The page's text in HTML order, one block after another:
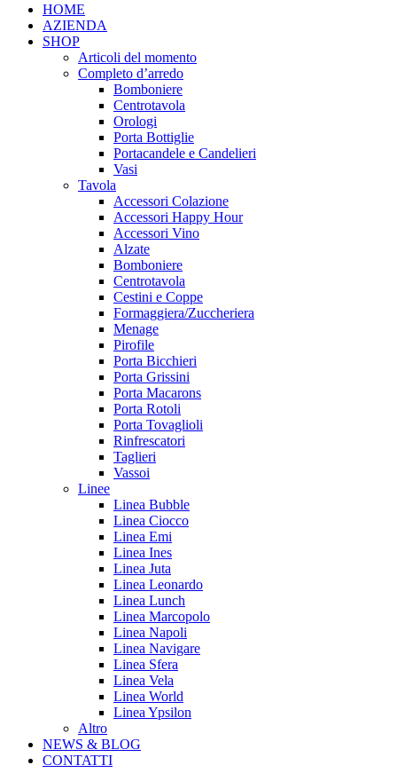
HOME
AZIENDA
SHOP
Articoli del momento
Completo d’arredo
Bomboniere
Centrotavola
Orologi
Porta Bottiglie
Portacandele e Candelieri
Vasi
Tavola
Accessori Colazione
Accessori Happy Hour
Accessori Vino
Alzate
Bomboniere
Centrotavola
Cestini e Coppe
Formaggiera/Zuccheriera
Menage
Pirofile
Porta Bicchieri
Porta Grissini
Porta Macarons
Porta Rotoli
Porta Tovaglioli
Rinfrescatori
Taglieri
Vassoi
Linee
Linea Bubble
Linea Ciocco
Linea Emi
Linea Ines
Linea Juta
Linea Leonardo
Linea Lunch
Linea Marcopolo
Linea Napoli
Linea Navigare
Linea Sfera
Linea Vela
Linea World
Linea Ypsilon
Altro
NEWS & BLOG
CONTATTI